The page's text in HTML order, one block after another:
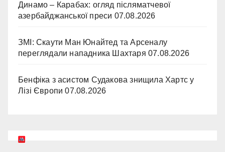
Динамо – Карабах: огляд післяматчевої
азербайджанської преси 07.08.2026
ЗМІ: Скаути Ман Юнайтед та Арсеналу
переглядали нападника Шахтаря 07.08.2026
Бенфіка з асистом Судакова знищила Хартс у
Лізі Європи 07.08.2026